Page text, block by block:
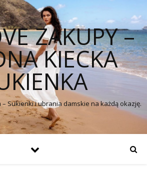
ZAKUPY –
KIECKA
Sukienki i ubrania damskie na każdą okazję.